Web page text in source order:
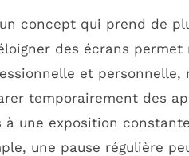
concept qui prend de
des écrans
et personnelle,
temporairement des
à une exposition
une pause régulière